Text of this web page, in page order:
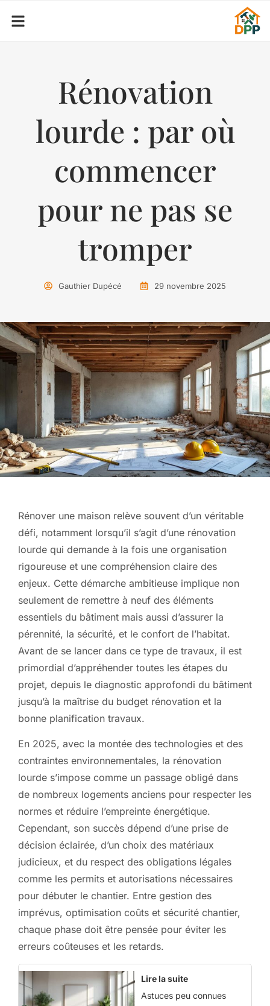
Rénovation
lourde : par où
commencer
pour ne pas se
tromper
Gauthier Dupécé 29 novembre 2025
Rénover une maison relève souvent d’un véritable
défi, notamment lorsqu’il s’agit d’une rénovation
lourde qui demande à la fois une organisation
rigoureuse et une compréhension claire des
enjeux. Cette démarche ambitieuse implique non
seulement de remettre à neuf des éléments
essentiels du bâtiment mais aussi d’assurer la
pérennité, la sécurité, et le confort de l’habitat.
Avant de se lancer dans ce type de travaux, il est
primordial d’appréhender toutes les étapes du
projet, depuis le diagnostic approfondi du bâtiment
jusqu’à la maîtrise du budget rénovation et la
bonne planification travaux.
En 2025, avec la montée des technologies et des
contraintes environnementales, la rénovation
lourde s’impose comme un passage obligé dans
de nombreux logements anciens pour respecter les
normes et réduire l’empreinte énergétique.
Cependant, son succès dépend d’une prise de
décision éclairée, d’un choix des matériaux
judicieux, et du respect des obligations légales
comme les permits et autorisations nécessaires
pour débuter le chantier. Entre gestion des
imprévus, optimisation coûts et sécurité chantier,
chaque phase doit être pensée pour éviter les
erreurs coûteuses et les retards.
Lire la suite
Astuces peu connues